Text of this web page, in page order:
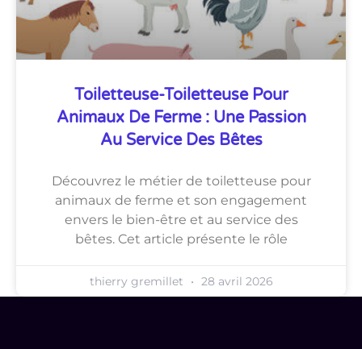
Toiletteuse-Toiletteuse Pour
Animaux De Ferme : Une Passion
Au Service Des Bêtes
Découvrez le métier de toiletteuse pour
animaux de ferme et son engagement
envers le bien-être et au service des
bêtes. Cet article présente le rôle
thierry gremillet 28 avril 2026